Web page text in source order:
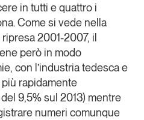
in tutti e quattro i
Come si vede nella
2001-2007, il
però in modo
con l’industria tedesca e
rapidamente
9,5% sul 2013) mentre
numeri comunque